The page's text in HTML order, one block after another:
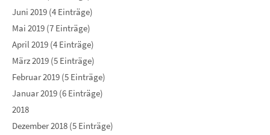
Juni 2019 (4 Einträge)
Mai 2019 (7 Einträge)
April 2019 (4 Einträge)
März 2019 (5 Einträge)
Februar 2019 (5 Einträge)
Januar 2019 (6 Einträge)
2018
Dezember 2018 (5 Einträge)